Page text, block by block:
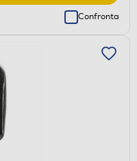
Confronta